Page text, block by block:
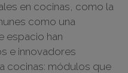
en cocinas, como la
como una
espacio han
e innovadores
cocinas: módulos que